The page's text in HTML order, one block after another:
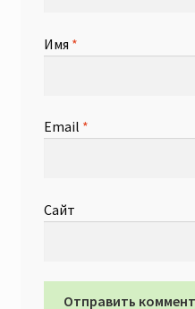
Имя *
Email *
Сайт